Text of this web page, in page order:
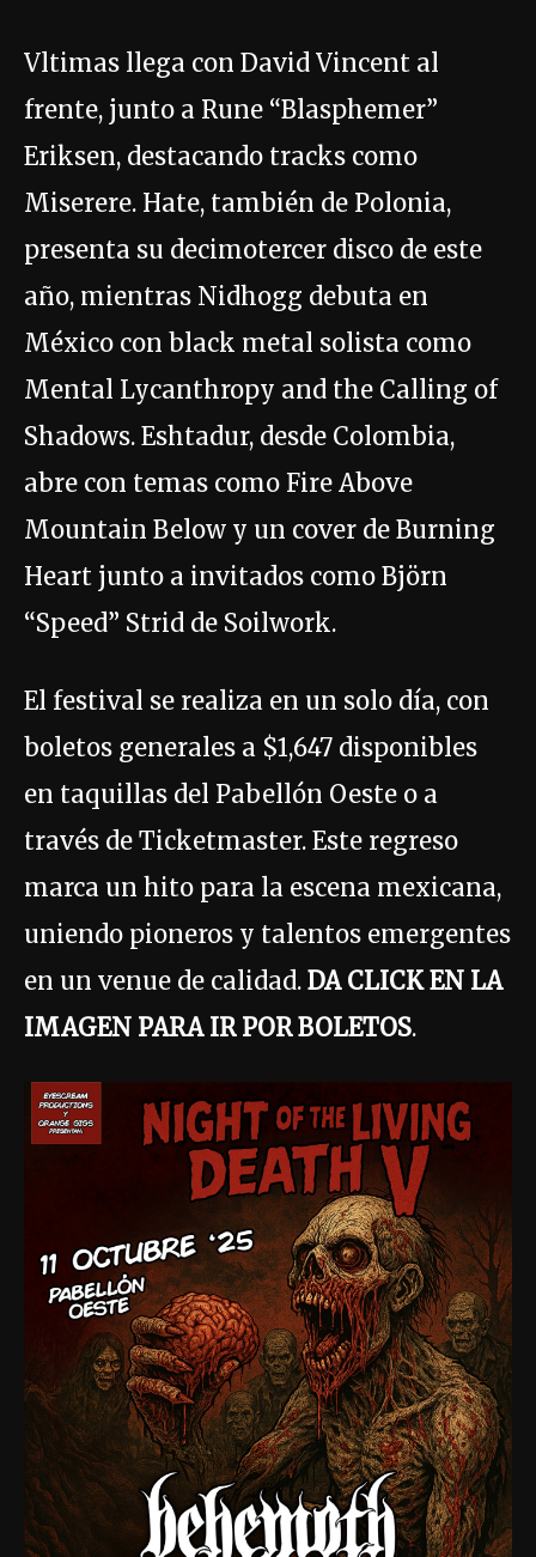
Vltimas llega con David Vincent al
frente, junto a Rune “Blasphemer”
Eriksen, destacando tracks como
Miserere. Hate, también de Polonia,
presenta su decimotercer disco de este
año, mientras Nidhogg debuta en
México con black metal solista como
Mental Lycanthropy and the Calling of
Shadows. Eshtadur, desde Colombia,
abre con temas como Fire Above
Mountain Below y un cover de Burning
Heart junto a invitados como Björn
“Speed” Strid de Soilwork.
El festival se realiza en un solo día, con
boletos generales a $1,647 disponibles
en taquillas del Pabellón Oeste o a
través de Ticketmaster. Este regreso
marca un hito para la escena mexicana,
uniendo pioneros y talentos emergentes
en un venue de calidad. DA CLICK EN LA
IMAGEN PARA IR POR BOLETOS.